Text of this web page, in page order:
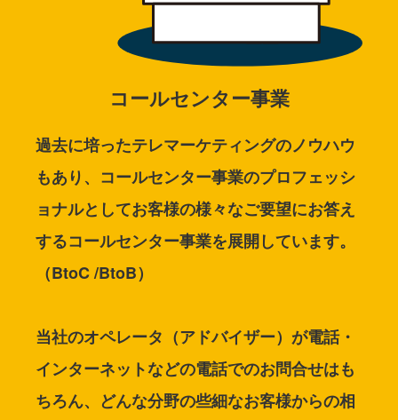
コールセンター事業
過去に培ったテレマーケティングのノウハウ
もあり、コールセンター事業のプロフェッシ
ョナルとしてお客様の様々なご要望にお答え
するコールセンター事業を展開しています。
（BtoC /BtoB）
当社のオペレータ（アドバイザー）が電話・
インターネットなどの電話でのお問合せはも
ちろん、どんな分野の些細なお客様からの相